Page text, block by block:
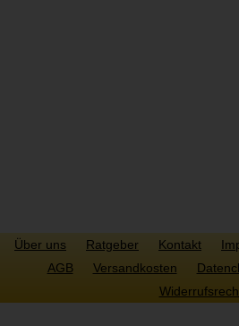
Über uns Ratgeber Kontakt
AGB
Versandkosten